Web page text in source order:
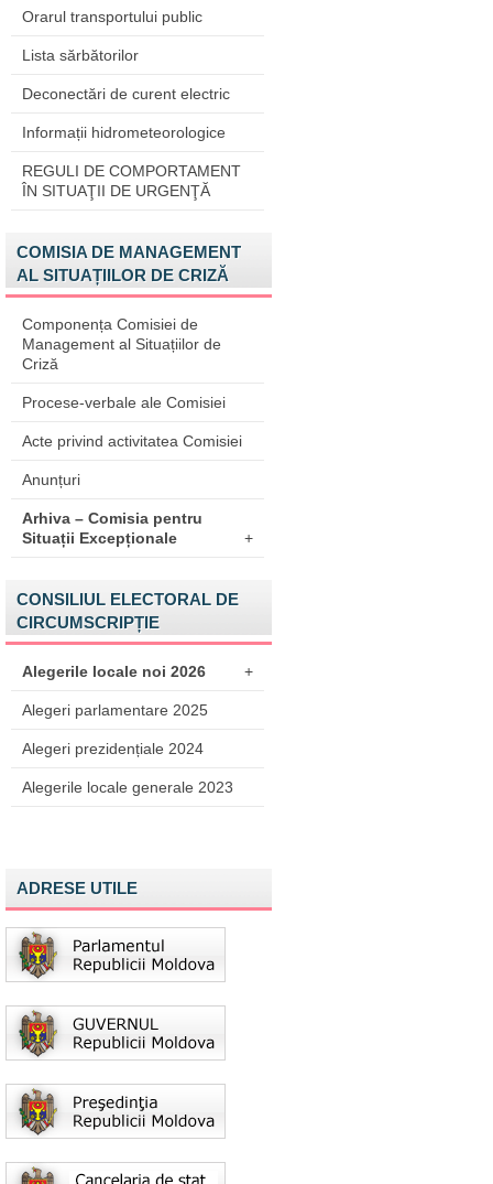
Orarul transportului public
Lista sărbătorilor
Deconectări de curent electric
Informații hidrometeorologice
REGULI DE COMPORTAMENT
ÎN SITUAŢII DE URGENŢĂ
COMISIA DE MANAGEMENT
AL SITUAȚIILOR DE CRIZĂ
Componența Comisiei de
Management al Situațiilor de
Criză
Procese-verbale ale Comisiei
Acte privind activitatea Comisiei
Anunțuri
Arhiva – Comisia pentru
Situații Excepționale
+
CONSILIUL ELECTORAL DE
CIRCUMSCRIPȚIE
Alegerile locale noi 2026 +
Alegeri parlamentare 2025
Alegeri prezidențiale 2024
Alegerile locale generale 2023
ADRESE UTILE